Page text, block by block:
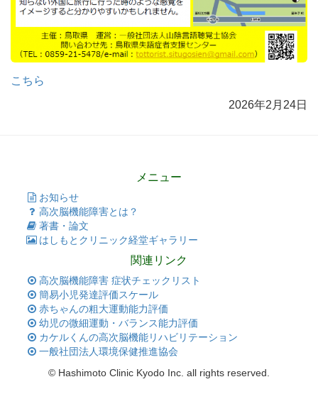
こちら
2026年2月24日
メニュー
お知らせ
高次脳機能障害とは？
著書・論文
はしもとクリニック経堂ギャラリー
関連リンク
高次脳機能障害 症状チェックリスト
簡易小児発達評価スケール
赤ちゃんの粗大運動能力評価
幼児の微細運動・バランス能力評価
カケルくんの高次脳機能リハビリテーション
一般社団法人環境保健推進協会
© Hashimoto Clinic Kyodo Inc. all rights reserved.